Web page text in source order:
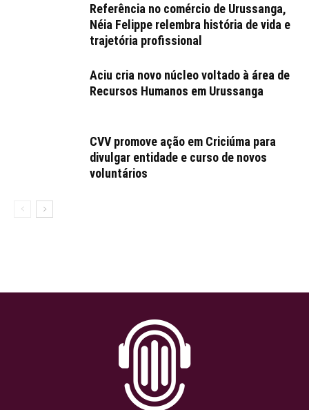
Referência no comércio de Urussanga,
Néia Felippe relembra história de vida e
trajetória profissional
Aciu cria novo núcleo voltado à área de
Recursos Humanos em Urussanga
CVV promove ação em Criciúma para
divulgar entidade e curso de novos
voluntários